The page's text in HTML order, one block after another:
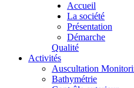
Accueil
La société
Présentation
Démarche
Qualité
Activités
Auscultation
Bathymétrie